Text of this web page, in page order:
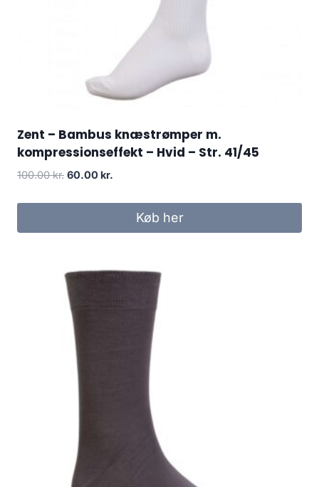
Zent – Bambus knæstrømper m.
kompressionseffekt – Hvid – Str. 41/45
100.00kr. Original
60.00 kr.
60.00 kr..
Køb her